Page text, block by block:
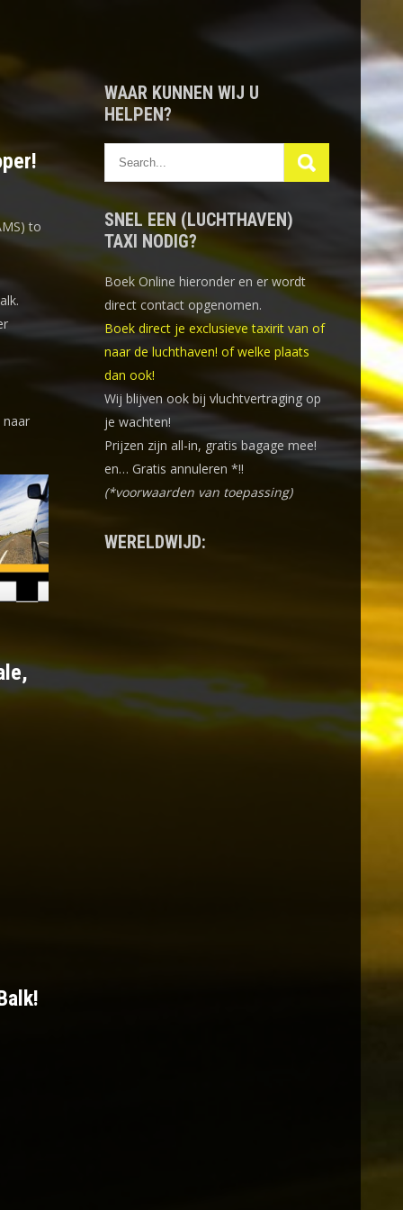
to
naar
WAAR KUNNEN WIJ U
HELPEN?
SNEL EEN (LUCHTHAVEN)
TAXI NODIG?
Boek Online hieronder en er wordt
direct contact opgenomen.
Boek direct je exclusieve taxirit van of
naar de luchthaven! of welke plaats
dan ook!
Wij blijven ook bij vluchtvertraging op
je wachten!
Prijzen zijn all-in, gratis bagage mee!
en… Gratis annuleren *!!
(*voorwaarden van toepassing)
WERELDWIJD: